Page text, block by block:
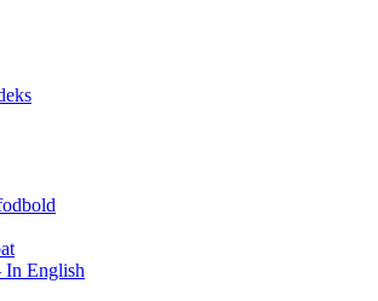
English